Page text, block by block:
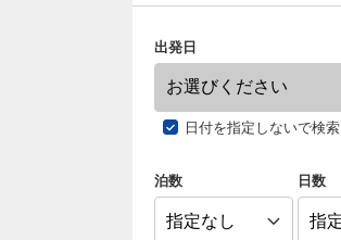
出発日
日付を指定しないで検索
泊数 日数